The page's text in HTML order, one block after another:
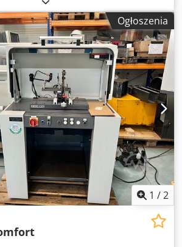
, całkowita długość:9 000 mm,
3 000 mm, rodzaj prądu wejściowego:
HM60U, maks. średnica 3000 mm,
20 000 kg, Nowa jednostka pomiarowa
(2025) SCHENCK, Osłona ochronna w
certyfikat kalibracji luty 2026, napęd 75
3-biegową, para łożysk
mm, para łożysk tocznych do osi
smarowania dla wózków tocznych.
Ogłoszenia
1 /2